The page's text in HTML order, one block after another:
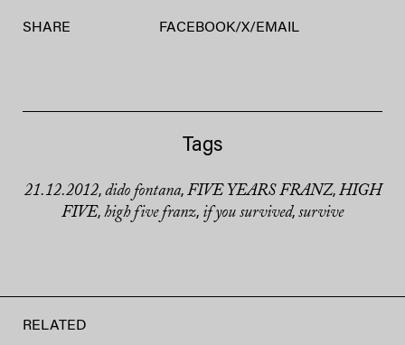
SHARE FACEBOOK/X/ EMAIL
Tags
21.12.2012, dido fontana, FIVE YEARS FRANZ, HIGH
FIVE, high five franz, if you survived, survive
RELATED